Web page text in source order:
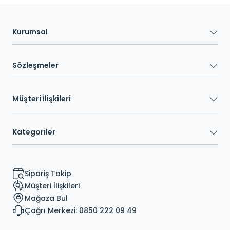
Kurumsal
Sözleşmeler
Müşteri İlişkileri
Kategoriler
Sipariş Takip
Müşteri İlişkileri
Mağaza Bul
Çağrı Merkezi: 0850 222 09 49